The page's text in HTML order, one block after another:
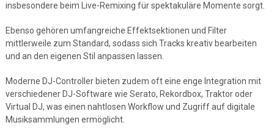
insbesondere beim Live-Remixing für spektakuläre Momente sorgt.
Ebenso gehören umfangreiche Effektsektionen und Filter
mittlerweile zum Standard, sodass sich Tracks kreativ bearbeiten
und an den eigenen Stil anpassen lassen.
Moderne DJ-Controller bieten zudem oft eine enge Integration mit
verschiedener DJ-Software wie Serato, Rekordbox, Traktor oder
Virtual DJ, was einen nahtlosen Workflow und Zugriff auf digitale
Musiksammlungen ermöglicht.